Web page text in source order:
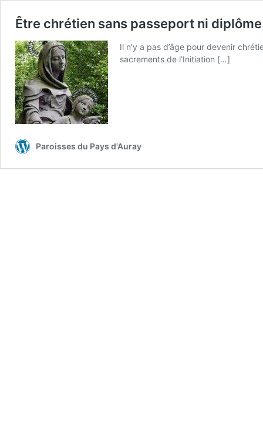
Être chrétien sans passeport ni
Il n’y a pas d’âge pour devenir
sacrements de l’Initiation […]
Paroisses du Pays d'Auray